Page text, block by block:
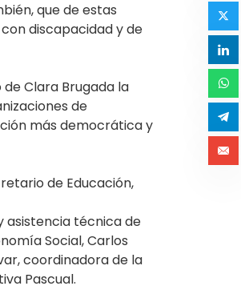
que de estas
discapacidad y de
Clara Brugada la
de
más democrática y
de Educación,
asistencia técnica de
Social, Carlos
coordinadora de la
Pascual.